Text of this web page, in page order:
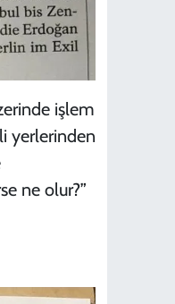
işlem
yerlerinden
ne olur?”